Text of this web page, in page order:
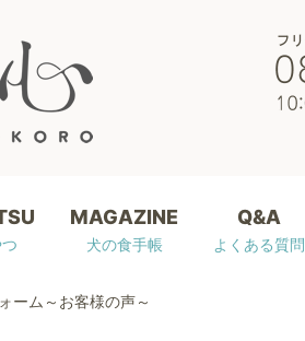
MAGAZINE
犬の食手帳
Q&A
よくある質問
ーム～お客様の声～